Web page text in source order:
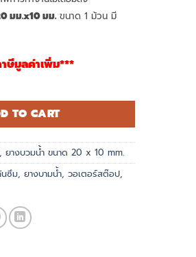
มม.x10 มม.ขนาด 1 ม้วน มี
ษีมูลค่าเพิ่ม***
มม. x 10 มม. (9 เมตร) quantity
TO CART
, ยางบวมน้ำ ขนาด 20 x 10 mm.
ซึม, ยางบามน้ำ, วอเตอร์สต๊อป,